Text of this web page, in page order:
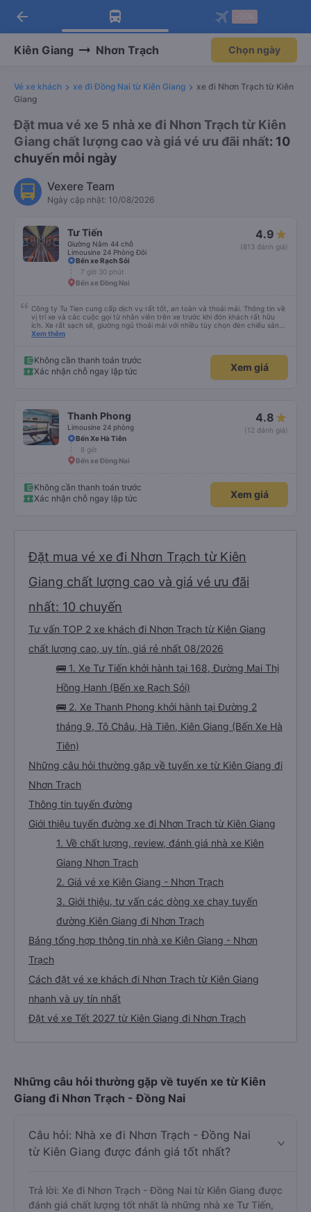
Tải app Vexere ngay!
Nhận ưu đãi thành viên độc
Mở app
Tải app Vexere
-30k/ghế khi đặt vé máy bay qua
Mở app
arrow_back
Kiên Giang Nhơn Trạch Chọn ngày
Vé xe khách xe đi Đồng Nai từ Kiên Giang
xe đi Nhơn Trạch từ Kiên
Giang
Đặt mua vé xe 5 nhà xe đi Nhơn Trạch từ Kiên
Giang chất lượng cao và giá vé ưu đãi nhất: 10
chuyến mỗi ngày
Vexere Team
Ngày cập nhật: 10/08/2026
Tư Tiến
Giường Nằm 44 chỗ
Limousine 24 Phòng Đôi
4.9
(813 đánh giá)
Bến xe Rạch Sỏi
7 giờ 30 phút
Bến xe Đồng Nai
Công ty Tu Tien cung cấp dịch vụ rất tốt, an toàn và thoải mái. Thông tin về
vị trí xe và các cuộc gọi từ nhân viên trên xe trước khi đón khách rất hữu
ích. Xe rất sạch sẽ, giường ngủ thoải mái với nhiều tùy chọn đèn chiếu sáng
và cổng USB được đặt ở vị trí thuận tiện. Nhân viên rất lịch sự và xe đến
Xem thêm
Không cần thanh toán trước
Xác nhận chỗ ngay lập tức
Xem giá
Thanh Phong
Limousine 24 phòng
4.8
(12 đánh giá)
Bến Xe Hà Tiên
8 giờ
Bến xe Đồng Nai
Không cần thanh toán trước
Xác nhận chỗ ngay lập tức
Xem giá
Đặt mua vé xe đi Nhơn Trạch từ Kiên
Giang chất lượng cao và giá vé ưu đãi
nhất: 10 chuyến
Tư vấn TOP 2 xe khách đi Nhơn Trạch từ Kiên Giang
chất lượng cao, uy tín, giá rẻ nhất 08/2026
🚌 1. Xe Tư Tiến khởi hành tại 168, Đường Mai Thị
Hồng Hạnh (Bến xe Rạch Sỏi)
🚌 2. Xe Thanh Phong khởi hành tại Đường 2
tháng 9, Tô Châu, Hà Tiên, Kiên Giang (Bến Xe Hà
Tiên)
Những câu hỏi thường gặp về tuyến xe từ Kiên Giang đi
Nhơn Trạch
Thông tin tuyến đường
Giới thiệu tuyến đường xe đi Nhơn Trạch từ Kiên Giang
1. Về chất lượng, review, đánh giá nhà xe Kiên
Giang Nhơn Trạch
2. Giá vé xe Kiên Giang - Nhơn Trạch
3. Giới thiệu, tư vấn các dòng xe chạy tuyến
đường Kiên Giang đi Nhơn Trạch
Bảng tổng hợp thông tin nhà xe Kiên Giang - Nhơn
Trạch
Cách đặt vé xe khách đi Nhơn Trạch từ Kiên Giang
nhanh và uy tín nhất
Đặt vé xe Tết 2027 từ Kiên Giang đi Nhơn Trạch
Những câu hỏi thường gặp về tuyến xe từ Kiên
Giang đi Nhơn Trạch - Đồng Nai
Câu hỏi: Nhà xe đi Nhơn Trạch - Đồng Nai
từ Kiên Giang được đánh giá tốt nhất?
Trả lời: Xe đi Nhơn Trạch - Đồng Nai từ Kiên Giang được
đánh giá chất lượng tốt nhất là những nhà xe Tư Tiến,